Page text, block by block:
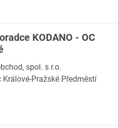
KODANO - OC
spol. s r.o.
Pražské Předměstí